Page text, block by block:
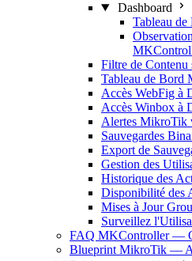
Dashboard
Tableau
Filtre de
Tableau de Bord
Accès WebFig à
Accès Winbox à
Alertes MikroTik
Sauvegardes
Export de
Gestion des
Historique des
Disponibilité des
Mises à Jour
Surveillez
FAQ MKController —
Blueprint MikroTik —